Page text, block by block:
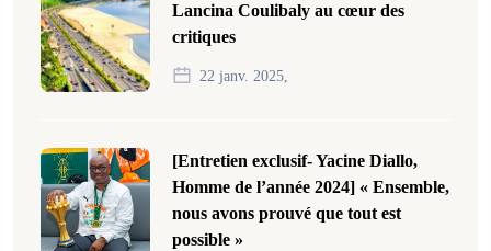
Lancina Coulibaly au cœur des
critiques
22 janv. 2025,
[Entretien exclusif- Yacine Diallo,
Homme de l’année 2024] « Ensemble,
nous avons prouvé que tout est
possible »